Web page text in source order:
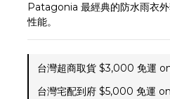
Patagonia 最經典的防水雨衣
性能。
台灣超商取貨 $3,000 免運
台灣宅配到府 $5,000 免運